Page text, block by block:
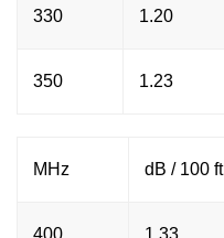
330 1.20
350 1.23
MHz dB / 100 ft
400 1.33